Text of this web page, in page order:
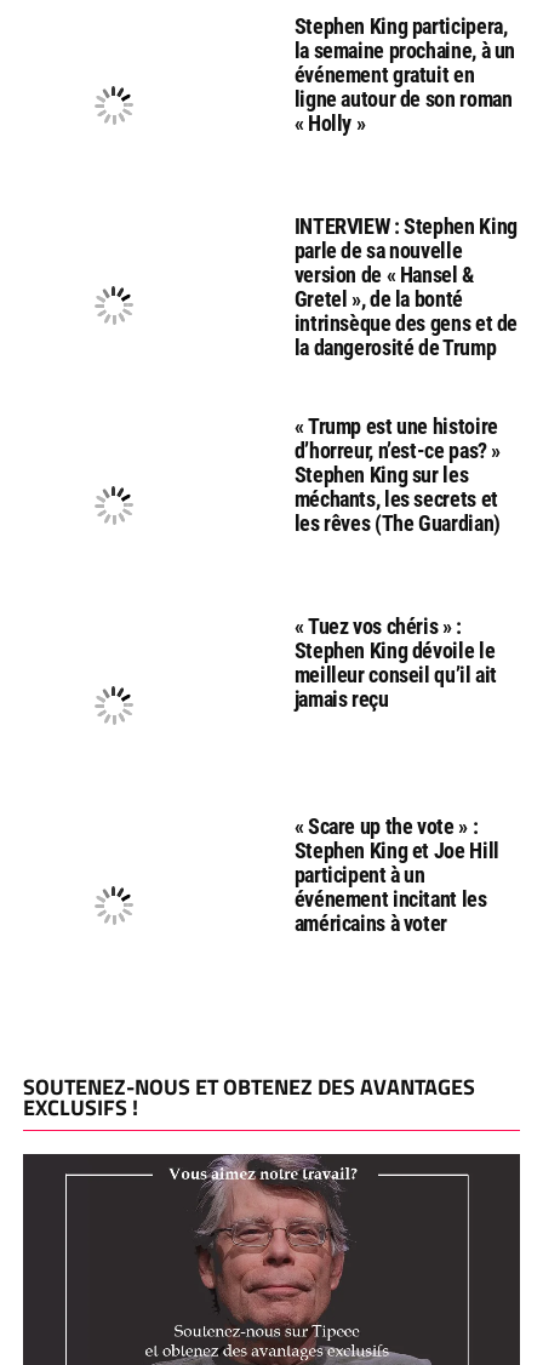
Stephen King participera,
la semaine prochaine, à un
événement gratuit en
ligne autour de son roman
« Holly »
INTERVIEW : Stephen King
parle de sa nouvelle
version de « Hansel &
Gretel », de la bonté
intrinsèque des gens et de
la dangerosité de Trump
« Trump est une histoire
d’horreur, n’est-ce pas? »
Stephen King sur les
méchants, les secrets et
les rêves (The Guardian)
« Tuez vos chéris » :
Stephen King dévoile le
meilleur conseil qu’il ait
jamais reçu
« Scare up the vote » :
Stephen King et Joe Hill
participent à un
événement incitant les
américains à voter
SOUTENEZ-NOUS ET OBTENEZ DES AVANTAGES
EXCLUSIFS !